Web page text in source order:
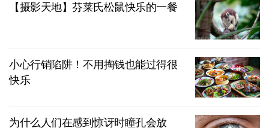
【摄影天地】芬莱氏松鼠快乐的一餐
小心行销陷阱！不用掏钱也能过得很
快乐
为什么人们在感到惊讶时瞳孔会放